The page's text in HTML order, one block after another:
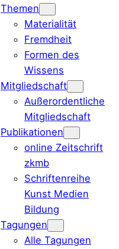
Themen
Materialität
Fremdheit
Formen des
Wissens
Mitgliedschaft
Außerordentliche
Mitgliedschaft
Publikationen
online Zeitschrift
zkmb
Schriftenreihe
Kunst Medien
Bildung
Tagungen
Alle Tagungen